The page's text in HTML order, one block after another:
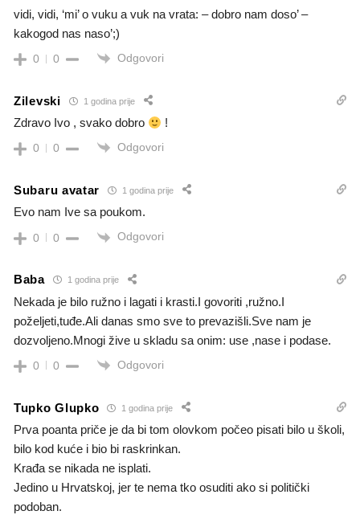
vidi, vidi, ‘mi’ o vuku a vuk na vrata: – dobro nam doso’ –
kakogod nas naso’;)
0 0 Odgovori
Zilevski 1 godina prije
Zdravo Ivo , svako dobro !
0 0 Odgovori
Subaru avatar 1 godina prije
Evo nam Ive sa poukom.
0 0 Odgovori
Baba 1 godina prije
Nekada je bilo ružno i lagati i krasti.I govoriti ,ružno.I
poželjeti,tuđe.Ali danas smo sve to prevazišli.Sve nam je
dozvoljeno.Mnogi žive u skladu sa onim: use ,nase i podase.
0 0 Odgovori
Tupko Glupko 1 godina prije
Prva poanta priče je da bi tom olovkom počeo pisati bilo u školi,
bilo kod kuće i bio bi raskrinkan.
Krađa se nikada ne isplati.
Jedino u Hrvatskoj, jer te nema tko osuditi ako si politički
podoban.